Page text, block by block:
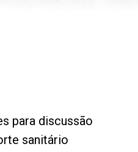
para discussão
sanitário